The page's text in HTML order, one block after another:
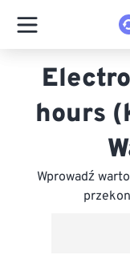
hours
Wprowadź